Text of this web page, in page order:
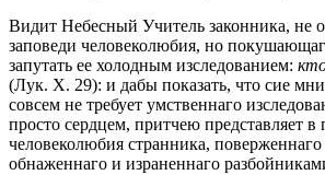
Видит Небесный Учитель законника, не
заповеди человеколюбия, но
запутать ее холодным изследованием:
(Лук. X. 29): и дабы показать, что сие
совсем не требует умственнаго
просто сердцем, притчею представляет в
человеколюбия странника, поверженнаго
обнаженнаго и израненнаго